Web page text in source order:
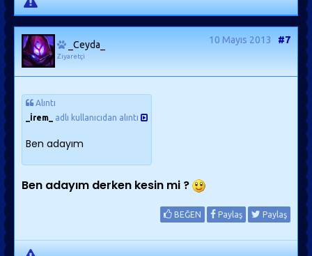
_Ceyda_
Ziyaretçi
10 Mayıs 2013 #7
Alıntı
_İrem_
adlı kullanıcıdan alıntı
Ben adayım
Ben adayım derken kesin mi ?
BEĞEN Paylaş Paylaş